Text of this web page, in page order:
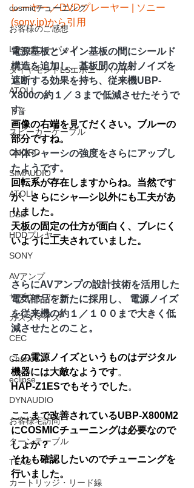
cosmicチューニング
お客様のご感想
LSエボニーパッド
ダイヤモンドLSエボニーパッド
ATOLL
ト音
スピーカーケーブル
CHORD
SIMAUDIO
ATOLL
DSD
HDDプレヤー
SONY
AVアンプ
サブウーファー
カスタマイズ
CEC
Chario
eclipse
DYNAUDIO
お客様宅訪問
ターンテーブル
TEAC
カートリッジ・リード線
レーヤー／DVDプレーヤー | ソニー
(sony.jp)から引用
電源基板とメイン基板の間にシールド
構造を追加し、基板間の放射ノイズを
遮断する効果を持ち、従来機UBP-
X800の約１／３まで低減させたそうで
す。
画像の右端を見てだくさい。ブルーの
部分ですね。
本体シャーシの強度をさらにアップし
たようです。
回転系が存在しますからね。当然です
が、さらにシャ―シ以外にも工夫があ
りました。
天板の固定の仕方が面白く、ブレにく
いように工夫されていました。
さらにAVアンプの設計技術を活用した
電気部品を新たに採用し、 電源ノイズ
を従来機の約１／１００まで大きく低
減させたとのこと。
この電源ノイズというものはデジタル
機器には大敵なようです。
HAP-Z1ESでもそうでした。
ここまで改善されているUBP-X800M2
にCOSMICチューニングは必要なので
しょか？
それも確認したいのでチューニングを
行いました。